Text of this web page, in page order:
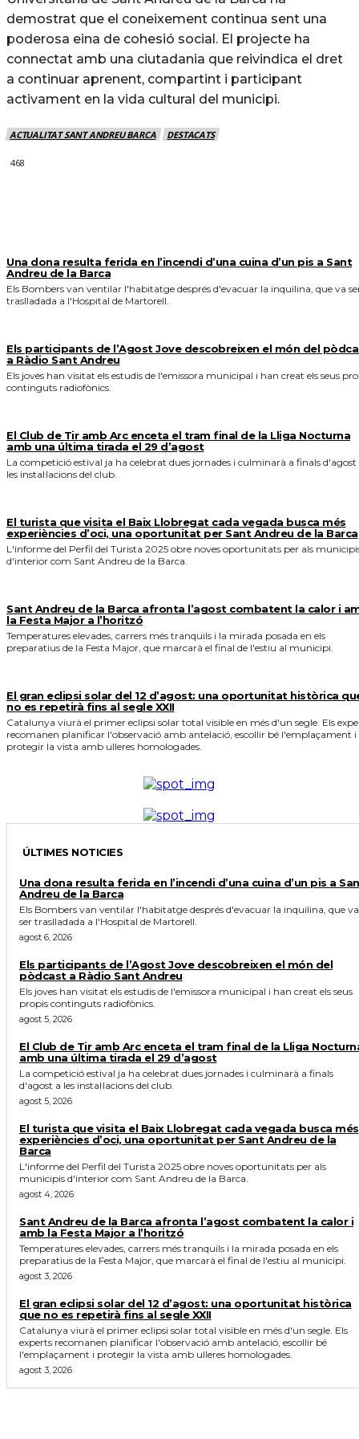
demostrat que el coneixement continua sent una
poderosa eina de cohesió social. El projecte ha
connectat amb una ciutadania que reivindica el dret
a continuar aprenent, compartint i participant
activament en la vida cultural del municipi.
ACTUALITAT SANT ANDREU BARCA DESTACATS
468
Una dona resulta ferida en l’incendi d’una cuina d’un pis a Sant
Andreu de la Barca
Els Bombers van ventilar l'habitatge després d'evacuar la inquilina, que va
traslladada a l'Hospital de Martorell.
Els participants de l’Agost Jove descobreixen el món del
a Ràdio Sant Andreu
Els joves han visitat els estudis de l'emissora municipal i han creat els seus
continguts radiofònics.
El Club de Tir amb Arc enceta el tram final de la Lliga Nocturna
amb una última tirada el 29 d’agost
La competició estival ja ha celebrat dues jornades i culminarà a finals d'agost
les instal·lacions del club.
El turista que visita el Baix Llobregat cada vegada busca més
experiències d’oci, una oportunitat per Sant Andreu de la Barca
L'informe del Perfil del Turista 2025 obre noves oportunitats per als
d'interior com Sant Andreu de la Barca.
Sant Andreu de la Barca afronta l’agost combatent la calor i
la Festa Major a l’horitzó
Temperatures elevades, carrers més tranquils i la mirada posada en els
preparatius de la Festa Major, que marcarà el final de l'estiu al municipi.
El gran eclipsi solar del 12 d’agost: una oportunitat històrica
no es repetirà fins al segle XXII
Catalunya viurà el primer eclipsi solar total visible en més d'un segle. Els
recomanen planificar l'observació amb antelació, escollir bé l'emplaçament i
protegir la vista amb ulleres homologades.
ÚLTIMES NOTICIES
Una dona resulta ferida en l’incendi d’una cuina d’un pis a
Andreu de la Barca
Els Bombers van ventilar l'habitatge després d'evacuar la inquilina, que va
ser traslladada a l'Hospital de Martorell.
agost 6, 2026
Els participants de l’Agost Jove descobreixen el món del
pòdcast a Ràdio Sant Andreu
Els joves han visitat els estudis de l'emissora municipal i han creat els seus
propis continguts radiofònics.
agost 5, 2026
El Club de Tir amb Arc enceta el tram final de la Lliga
amb una última tirada el 29 d’agost
La competició estival ja ha celebrat dues jornades i culminarà a finals
d'agost a les instal·lacions del club.
agost 5, 2026
El turista que visita el Baix Llobregat cada vegada busca més
experiències d’oci, una oportunitat per Sant Andreu de la
Barca
L'informe del Perfil del Turista 2025 obre noves oportunitats per als
municipis d'interior com Sant Andreu de la Barca.
agost 4, 2026
Sant Andreu de la Barca afronta l’agost combatent la calor i
amb la Festa Major a l’horitzó
Temperatures elevades, carrers més tranquils i la mirada posada en els
preparatius de la Festa Major, que marcarà el final de l'estiu al municipi.
agost 3, 2026
El gran eclipsi solar del 12 d’agost: una oportunitat històrica
que no es repetirà fins al segle XXII
Catalunya viurà el primer eclipsi solar total visible en més d'un segle. Els
experts recomanen planificar l'observació amb antelació, escollir bé
l'emplaçament i protegir la vista amb ulleres homologades.
agost 3, 2026